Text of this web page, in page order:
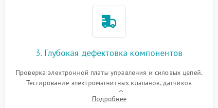
3. Глубокая дефектовка компонентов
Проверка электронной платы управления и силовых цепей.
Тестирование электромагнитных клапанов, датчиков
температуры и расходомера. Оценка степени износа
жерновов кофемолки, уплотнительных колец гидросистемы
Подробнее